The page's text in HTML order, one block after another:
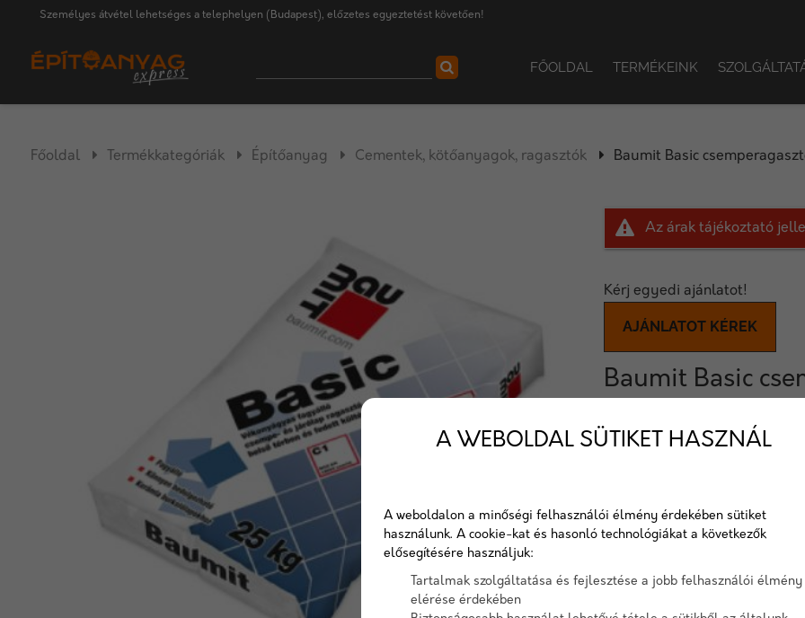
Személyes átvétel lehetséges a telephelyen (Budapest), előzetes egyeztetést követően!
FŐOLDAL TERMÉKEINK
Főoldal Termékkategóriák Építőanyag Cementek, kötőanyagok, ragasztók Baumit Basic
Az árak tájékoztató
Kérj egyedi ajánlatot!
AJÁNLATOT KÉREK
Baumit Basic
Cementbázisú, víz-és
mázas kerámialapok
Elérhetőség:
10-
A WEBOLDAL SÜTIKET HASZNÁL
A weboldalon a minőségi felhasználói élmény érdekében sütiket
használunk. A cookie-kat és hasonló technológiákat a következők
elősegítésére használjuk:
Tartalmak szolgáltatása és fejlesztése a jobb felhasználói élmény
elérése érdekében